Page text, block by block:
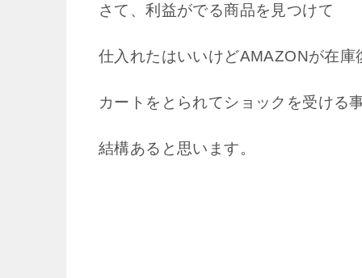
さて、利益がでる商品を見つけて
仕入れたはいいけどAMAZONが在庫
カートをとられてショックを受ける
結構あると思います。